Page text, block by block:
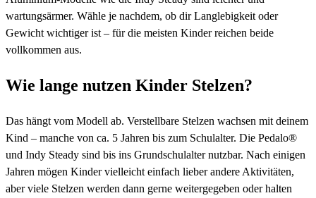
wartungsärmer. Wähle je nachdem, ob dir Langlebigkeit oder
Gewicht wichtiger ist – für die meisten Kinder reichen beide
vollkommen aus.
Wie lange nutzen Kinder Stelzen?
Das hängt vom Modell ab. Verstellbare Stelzen wachsen mit deinem
Kind – manche von ca. 5 Jahren bis zum Schulalter. Die Pedalo®
und Indy Steady sind bis ins Grundschulalter nutzbar. Nach einigen
Jahren mögen Kinder vielleicht einfach lieber andere Aktivitäten,
aber viele Stelzen werden dann gerne weitergegeben oder halten